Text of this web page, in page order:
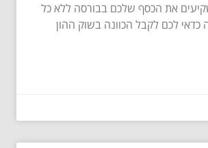
את הכסף שלכם בבורסה ללא כל
כדאי לכם לקבל הכוונה בשוק ההון